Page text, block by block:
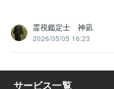
霊視鑑定士 神凪
2026/05/05 16:23